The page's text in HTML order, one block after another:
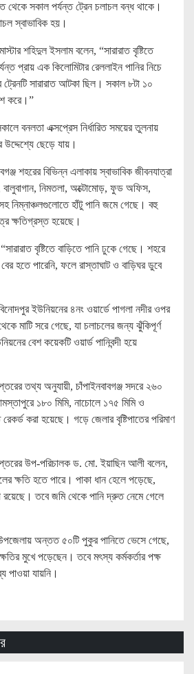
থেকে সকাল পর্যন্ত ট্রেন চলাচল বন্ধ থাকে।
স্বাভাবিক হয়।
শহিদুল ইসলাম বলেন, “সারারাত বৃষ্টিতে
প্রায় এক কিলোমিটার রেললাইন পানির নিচে
সারারাত আটকা ছিল। সকাল ৮টা ১০
করে।”
বনলতা এক্সপ্রেস নির্ধারিত সময়ের তুলনায়
উদ্দেশ্যে ছেড়ে যায়।
শহরের বিভিন্ন এলাকায় স্বাভাবিক জীবনযাত্রা
বালুবাগান, নিমতলা, অক্টোমোড়, ফুড অফিস,
নিম্নাঞ্চলগুলোতে হাঁটু পানি জমে গেছে। বহু
ক্ষতিগ্রস্ত হয়েছে।
বৃষ্টিতে বাড়িতে পানি ঢুকে গেছে। শহরে
বের হতে পারেনি, ফলে রাস্তাঘাট ও বাড়িঘর ডুবে
ইউনিয়নের ৪নং ওয়ার্ডে পাগলা নদীর ওপর
মাটি সরে গেছে, যা চলাচলের জন্য ঝুঁকিপূর্ণ
বেশ কয়েকটি ওয়ার্ড পানিবন্দী হয়ে
তথ্য অনুযায়ী, চাঁপাইনবাবগঞ্জ সদরে ২৬০
১৮০ মিমি, নাচোলে ১৭৫ মিমি ও
রেকর্ড করা হয়েছে। গড়ে জেলার বৃষ্টিপাতের পরিমাণ
উপ-পরিচালক ড. মো. ইয়াছিন আলী বলেন,
ক্ষতি হতে পারে। পাকা ধান হেলে পড়েছে,
তবে জমি থেকে পানি দ্রুত নেমে গেলে
অন্তত ৫০টি পুকুর পানিতে ভেসে গেছে,
মুখে পড়েছেন। তবে মৎস্য কর্মকর্তার পক্ষ
পাওয়া যায়নি।